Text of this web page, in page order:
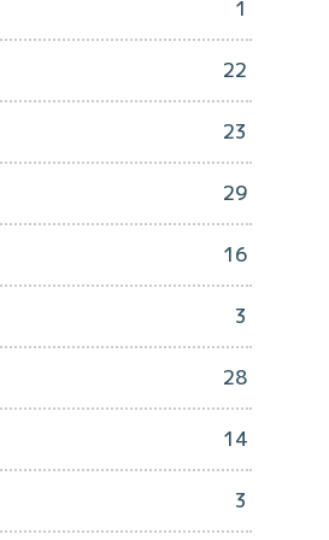
1
22
23
29
16
3
28
14
3